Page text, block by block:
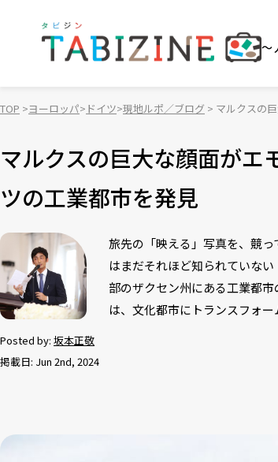
～
TOP ヨーロッパ ドイツ 現地ルポ／ブログ マルクスの
マルクスの巨大な顔面がエ
ツの工業都市を発見
Posted by: 坂本正敬
掲載日: Jun 2nd, 2024
旅先の「映える」写真を、競
はまだそれほど知られていな
部のザクセン州にある工業都
は、文化都市にトランスフォ